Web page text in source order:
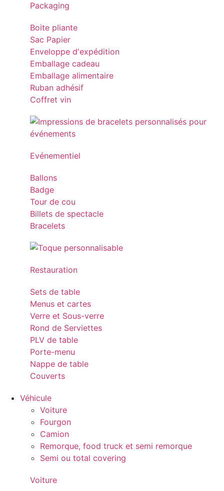
Packaging
Boite pliante
Sac Papier
Enveloppe d'expédition
Emballage cadeau
Emballage alimentaire
Ruban adhésif
Coffret vin
Evénementiel
Ballons
Badge
Tour de cou
Billets de spectacle
Bracelets
Restauration
Sets de table
Menus et cartes
Verre et Sous-verre
Rond de Serviettes
PLV de table
Porte-menu
Nappe de table
Couverts
Véhicule
Voiture
Fourgon
Camion
Remorque, food truck et semi remorque
Semi ou total covering
Voiture